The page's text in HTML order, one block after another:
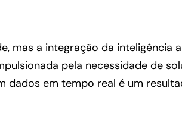
mas a integração da
pela necessidade de
em tempo real é um